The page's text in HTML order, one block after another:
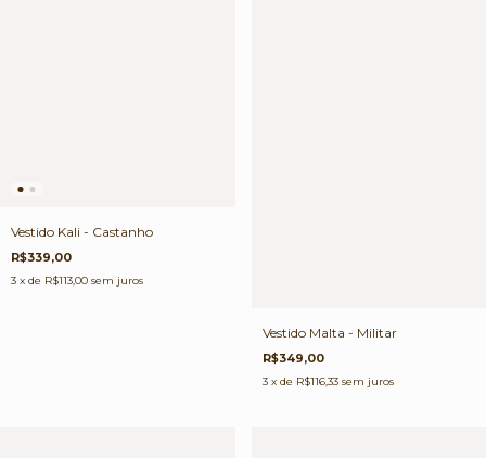
Vestido Kali - Castanho
R$339,00
3 x de R$113,00 sem juros
Vestido Malta - Militar
R$349,00
3 x de R$116,33 sem juros